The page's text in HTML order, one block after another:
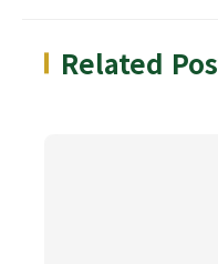
Related